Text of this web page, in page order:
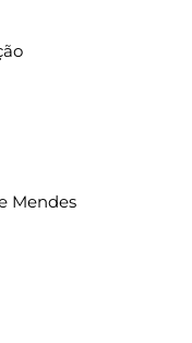
Mendes